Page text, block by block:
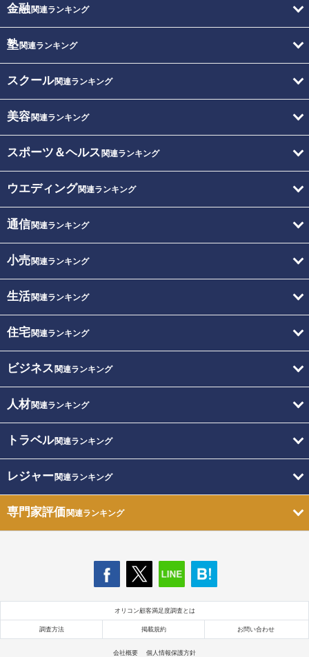
金融関連ランキング
塾関連ランキング
スクール関連ランキング
美容関連ランキング
スポーツ＆ヘルス 関連ランキング
ウエディング関連ランキング
通信関連ランキング
小売関連ランキング
生活関連ランキング
住宅関連ランキング
ビジネス 関連ランキング
人材関連ランキング
トラベル関連ランキング
レジャー関連ランキング
専門家評価関連ランキング
オリコン顧客満足度調査とは
調査方法 掲載規約 お問い合わせ
会社概要 個人情報保護方針